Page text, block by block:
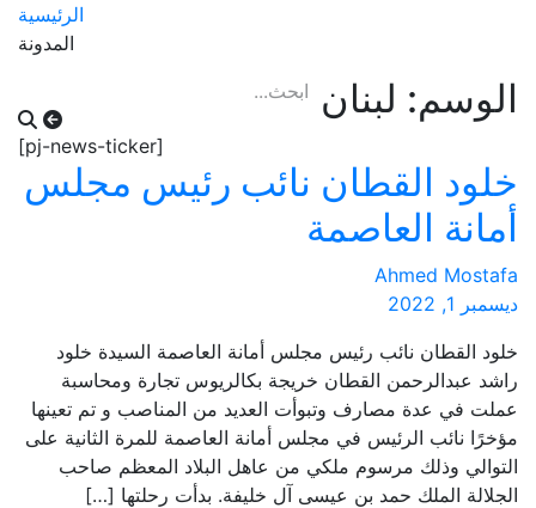
الرئيسية
المدونة
الوسم: لبنان
[pj-news-ticker]
خلود القطان نائب رئيس مجلس
أمانة العاصمة
Ahmed Mostafa
ديسمبر 1, 2022
خلود القطان نائب رئيس مجلس أمانة العاصمة السيدة خلود
راشد عبدالرحمن القطان خريجة بكالريوس تجارة ومحاسبة
عملت في عدة مصارف وتبوأت العديد من المناصب و تم تعينها
مؤخرًا نائب الرئيس في مجلس أمانة العاصمة للمرة الثانية على
التوالي وذلك مرسوم ملكي من عاهل البلاد المعظم صاحب
الجلالة الملك حمد بن عيسى آل خليفة. بدأت رحلتها […]